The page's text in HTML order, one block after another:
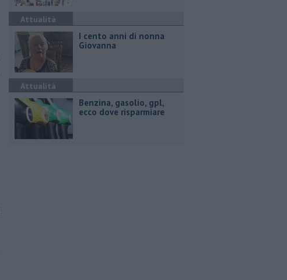
Attualità
I cento anni di nonna
Giovanna
Attualità
​Benzina, gasolio, gpl,
ecco dove risparmiare